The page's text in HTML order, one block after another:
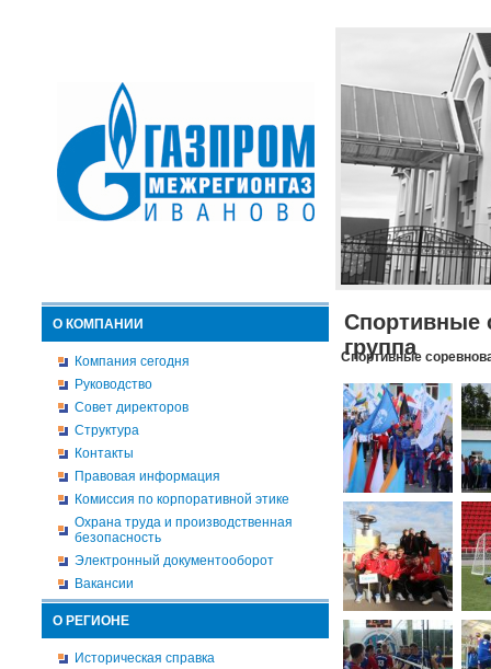
О КОМПАНИИ
Компания сегодня
Руководство
Совет директоров
Структура
Контакты
Правовая информация
Комиссия по корпоративной этике
Охрана труда и производственная
безопасность
Электронный документооборот
Вакансии
О РЕГИОНЕ
Историческая справка
Спортивные
группа
Спортивные